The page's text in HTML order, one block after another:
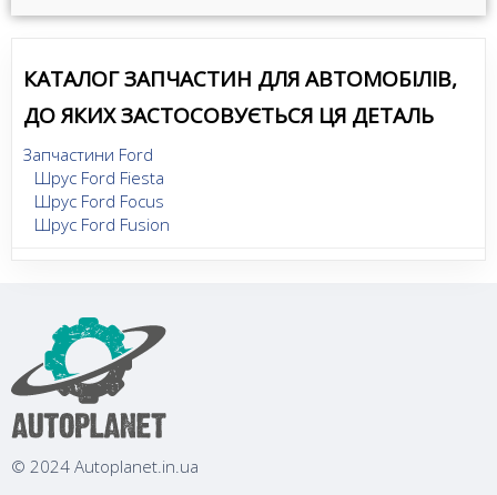
КАТАЛОГ ЗАПЧАСТИН ДЛЯ АВТОМОБІЛІВ,
ДО ЯКИХ ЗАСТОСОВУЄТЬСЯ ЦЯ ДЕТАЛЬ
Запчастини Ford
Шрус Ford Fiesta
Шрус Ford Focus
Шрус Ford Fusion
© 2024 Autoplanet.in.ua